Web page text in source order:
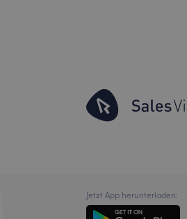
Jetzt App herunterladen: